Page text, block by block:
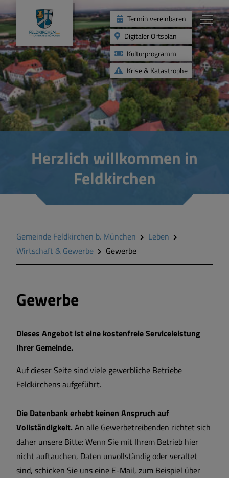
Termin vereinbaren
Digitaler Ortsplan
Kulturprogramm
Krise & Katastrophe
Leben
Gesundheit & Soziales
Wirtschaft & Gewerbe
Herzlich willkommen in
Feldkirchen
Gemeinde Feldkirchen b. München
Leben
Wirtschaft & Gewerbe
Gewerbe
Gewerbe
Dieses Angebot ist eine kostenfreie Serviceleistung
Ihrer Gemeinde.
Auf dieser Seite sind viele gewerbliche Betriebe
Feldkirchens aufgeführt.
Die Datenbank erhebt keinen Anspruch auf
Vollständigkeit.An alle Gewerbetreibenden richtet sich
daher unsere Bitte: Wenn Sie mit Ihrem Betrieb hier
nicht auftauchen, Daten unvollständig oder veraltet
sind, schicken Sie uns eine E-Mail, zum Beispiel über